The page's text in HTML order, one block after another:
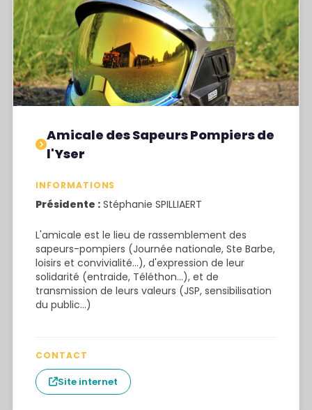
Amicale des Sapeurs Pompiers de
l'Yser
INFORMATIONS
Présidente :Stéphanie SPILLIAERT
L'amicale est le lieu de rassemblement des
sapeurs-pompiers (Journée nationale, Ste Barbe,
loisirs et convivialité…), d'expression de leur
solidarité (entraide, Téléthon…), et de
transmission de leurs valeurs (JSP, sensibilisation
du public…)
CONTACT
Site internet